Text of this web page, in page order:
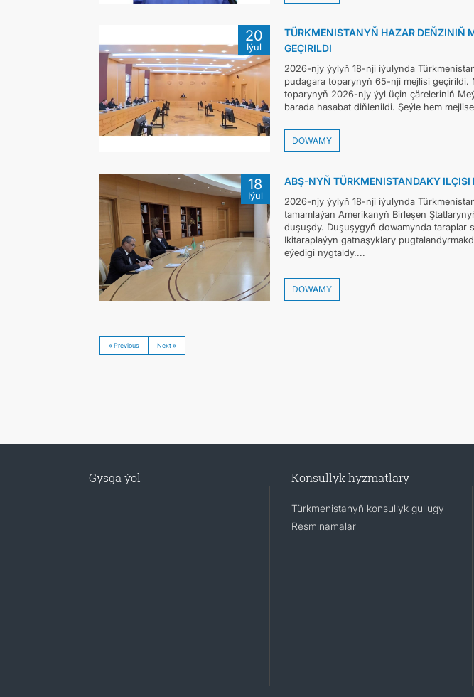
20
Iýul
TÜRKMENISTANYŇ HAZAR DEŇZINIŇ
GEÇIRILDI
2026-njy ýylyň 18-nji iýulynda
pudagara toparynyň 65-nji mejlisi geçirildi.
toparynyň 2026-njy ýyl üçin çäreleriniň
barada hasabat diňlenildi. Şeýle hem
DOWAMY
18
Iýul
ABŞ-NYŇ TÜRKMENISTANDAKY
2026-njy ýylyň 18-nji iýulynda
tamamlaýan Amerikanyň Birleşen
duşuşdy. Duşuşygyň dowamynda taraplar
Ikitaraplaýyn gatnaşyklary
eýedigi nygtaldy....
DOWAMY
« Previous Next »
Gysga ýol Konsullyk hyzmatlary
Türkmenistanyň konsullyk gullugy
Resminamalar